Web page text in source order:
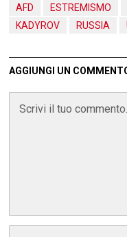
AFD ESTREMISMO
KADYROV
RUSSIA
AGGIUNGI UN